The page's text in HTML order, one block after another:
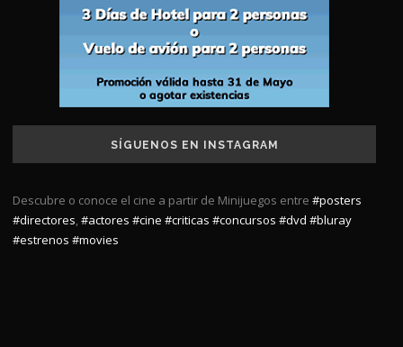
SÍGUENOS EN INSTAGRAM
Descubre o conoce el cine a partir de Minijuegos entre #posters
#directores,#actores #cine #criticas #concursos #dvd #bluray
#estrenos #movies